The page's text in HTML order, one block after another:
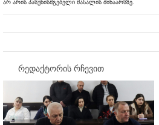
არ არის პასუხისმგებელი მასალის შინაარსზე.
რედაქტორის რჩევით